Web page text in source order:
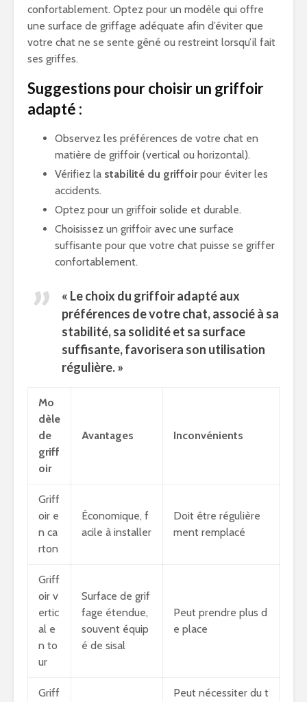
confortablement. Optez pour un modèle qui offre
une surface de griffage adéquate afin d’éviter que
votre chat ne se sente gêné ou restreint lorsqu’il fait
ses griffes.
Suggestions pour choisir un griffoir
adapté :
Observez les préférences de votre chat en
matière de griffoir (vertical ou horizontal).
Vérifiez la stabilité du griffoirpour éviter les
accidents.
Optez pour un griffoir solide et durable.
Choisissez un griffoir avec une surface
suffisante pour que votre chat puisse se griffer
confortablement.
« Le choix du griffoir adapté aux
préférences de votre chat, associé à sa
stabilité, sa soliditéet sa surface
suffisante, favorisera son utilisation
régulière. »
Mo
dèle
de
griff
oir
Avantages Inconvénients
Griff
oir e
n ca
rton
Économique, f
acile à installer
Doit être régulière
ment remplacé
Griff
oir v
ertic
al e
n to
ur
Surface de grif
fage étendue,
souvent équip
é de sisal
Peut prendre plus d
e place
Griff
Peut nécessiter du t